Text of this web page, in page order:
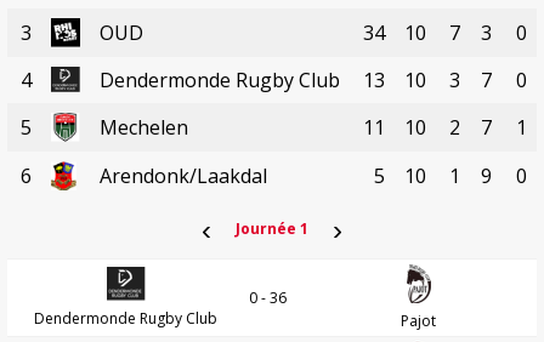
3
OUD 34 10 7 3
0
4
Dendermonde Rugby Club 13 10 3 7
0
5
Mechelen 11 10 2 7
1
6
Arendonk/Laakdal 5 10 1 9 0
‹ Journée 1 ›
Dendermonde Rugby Club
0 - 36
Pajot